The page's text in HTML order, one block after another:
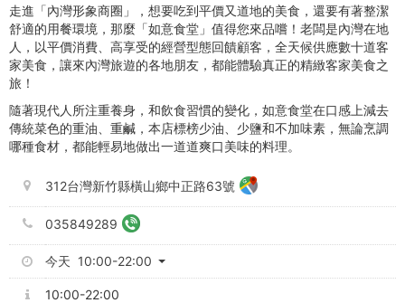
走進「內灣形象商圈」，想要吃到平價又道地的美食，還要有著整潔
舒適的用餐環境，那麼「如意食堂」值得您來品嚐！老闆是內灣在地
人，以平價消費、高享受的經營型態回饋顧客，全天候供應數十道客
家美食，讓來內灣旅遊的各地朋友，都能體驗真正的精緻客家美食之
旅！
隨著現代人所注重養身，和飲食習慣的變化，如意食堂在口感上減去
傳統菜色的重油、重鹹，本店標榜少油、少鹽和不加味素，無論烹調
哪種食材，都能輕易地做出一道道爽口美味的料理。
312台灣新竹縣橫山鄉中正路63號
035849289
今天 10:00-22:00
10:00-22:00